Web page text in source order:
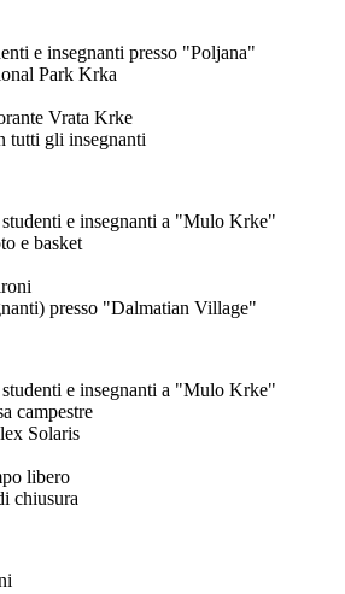
e insegnanti presso "Poljana"
Park Krka
Vrata Krke
tutti gli insegnanti
e insegnanti a "Mulo Krke"
e basket
presso "Dalmatian Village"
e insegnanti a "Mulo Krke"
campestre
Solaris
libero
chiusura